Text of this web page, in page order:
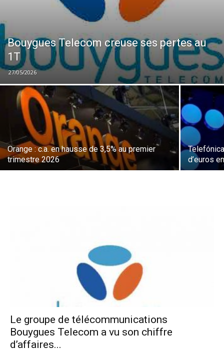
Bouygues Telecom creuse ses pertes au
1T
27/05/2026
Orange : c.a. en hausse de 3,5% au premier
trimestre 2026
d’euros
Le groupe de télécommunications
Bouygues Telecom a vu son chiffre
d’affaires...